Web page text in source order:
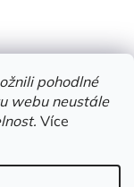
pohodlné
webu neustále
Více